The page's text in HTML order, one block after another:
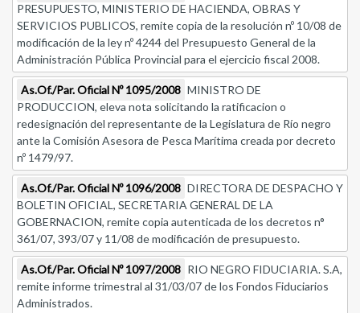
PRESUPUESTO, MINISTERIO DE HACIENDA, OBRAS Y
SERVICIOS PUBLICOS, remite copia de la resolución nº 10/08 de
modificación de la ley nº 4244 del Presupuesto General de la
Administración Pública Provincial para el ejercicio fiscal 2008.
As.Of./Par. Oficial Nº 1095/2008 MINISTRO DE
PRODUCCION, eleva nota solicitando la ratificacion o
redesignación del representante de la Legislatura de Río negro
ante la Comisión Asesora de Pesca Marítima creada por decreto
nº 1479/97.
As.Of./Par. Oficial Nº 1096/2008 DIRECTORA DE DESPACHO Y
BOLETIN OFICIAL, SECRETARIA GENERAL DE LA
GOBERNACION, remite copia autenticada de los decretos n°
361/07, 393/07 y 11/08 de modificación de presupuesto.
As.Of./Par. Oficial Nº 1097/2008 RIO NEGRO FIDUCIARIA. S.A,
remite informe trimestral al 31/03/07 de los Fondos Fiduciarios
Administrados.